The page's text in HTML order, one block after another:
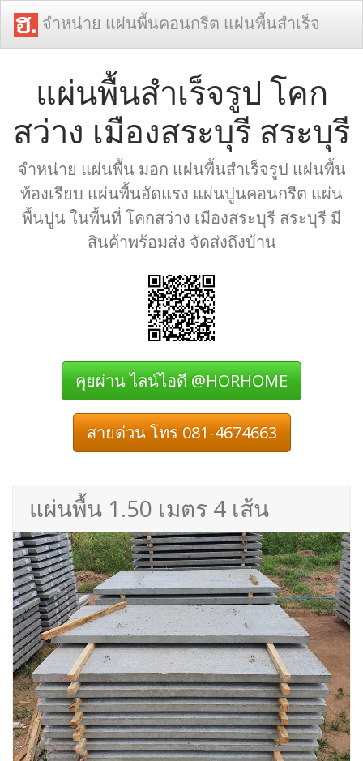
จำหน่าย แผ่นพื้นคอนกรีต แผ่นพื้นสำเร็จ
แผ่นพื้นสำเร็จรูป โคก
สว่าง เมืองสระบุรี สระบุรี
จำหน่าย แผ่นพื้น มอก แผ่นพื้นสำเร็จรูป แผ่นพื้น
ท้องเรียบ แผ่นพื้นอัดแรง แผ่นปูนคอนกรีต แผ่น
พื้นปูน ในพื้นที่ โคกสว่าง เมืองสระบุรี สระบุรี มี
สินค้าพร้อมส่ง จัดส่งถึงบ้าน
คุยผ่าน ไลน์ไอดี @HORHOME
สายด่วน โทร 081-4674663
แผ่นพื้น 1.50 เมตร 4 เส้น